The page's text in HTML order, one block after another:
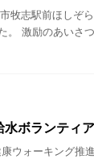
牧志駅前ほしぞ
。 激励のあいさ
ボランティ
ウォーキング推